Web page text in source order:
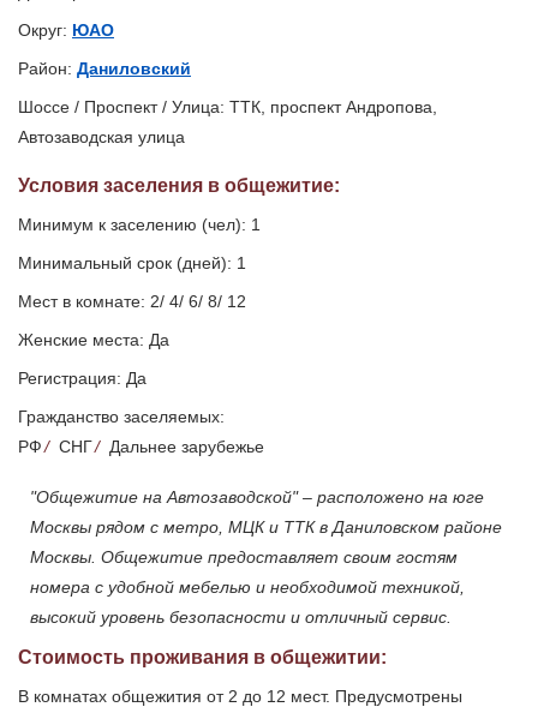
Округ: ЮАО
Район: Даниловский
Шоссе / Проспект / Улица: ТТК, проспект Андропова,
Автозаводская улица
Условия заселения в общежитие:
Минимум к заселению (чел): 1
Минимальный срок (дней): 1
Мест в комнате: 2/ 4/ 6/ 8/ 12
Женские места: Да
Регистрация: Да
Гражданство заселяемых:
РФ/ СНГ/ Дальнее зарубежье
"Общежитие на Автозаводской" – расположено на юге
Москвы рядом с метро, МЦК и ТТК в Даниловском районе
Москвы. Общежитие предоставляет своим гостям
номера с удобной мебелью и необходимой техникой,
высокий уровень безопасности и отличный сервис.
Стоимость проживания в общежитии:
В комнатах общежития от 2 до 12 мест. Предусмотрены